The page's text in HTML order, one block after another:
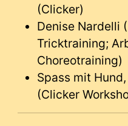
(Clicker)
Denise Nardelli
Tricktraining;
Choreotraining)
Spass mit
(Clicker